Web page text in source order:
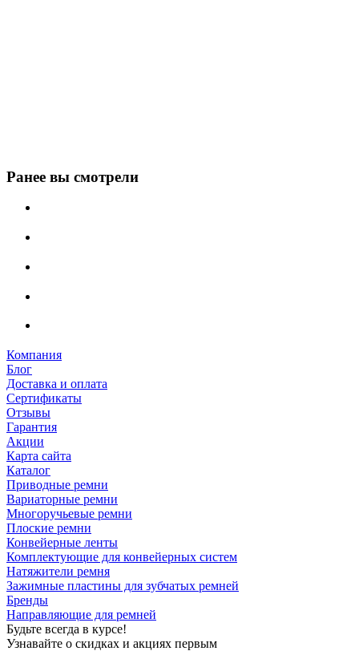
Ранее вы смотрели
Компания
Блог
Доставка и оплата
Сертификаты
Отзывы
Гарантия
Акции
Карта сайта
Каталог
Приводные ремни
Вариаторные ремни
Многоручьевые ремни
Плоские ремни
Конвейерные ленты
Комплектующие для конвейерных систем
Натяжители ремня
Зажимные пластины для зубчатых ремней
Бренды
Направляющие для ремней
Будьте всегда в курсе!
Узнавайте о скидках и акциях первым